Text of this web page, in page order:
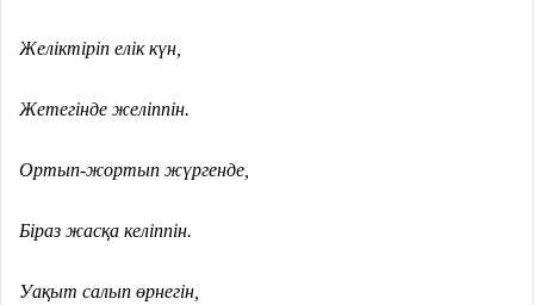
Желіктіріп елік күн,
Жетегінде желіппін.
Ортып-жортып жүргенде,
Біраз жасқа келіппін.
Уақыт салып өрнегін,